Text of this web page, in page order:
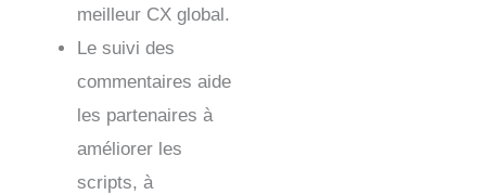
meilleur CX global.
Le suivi des
commentaires aide
les partenaires à
améliorer les
scripts, à